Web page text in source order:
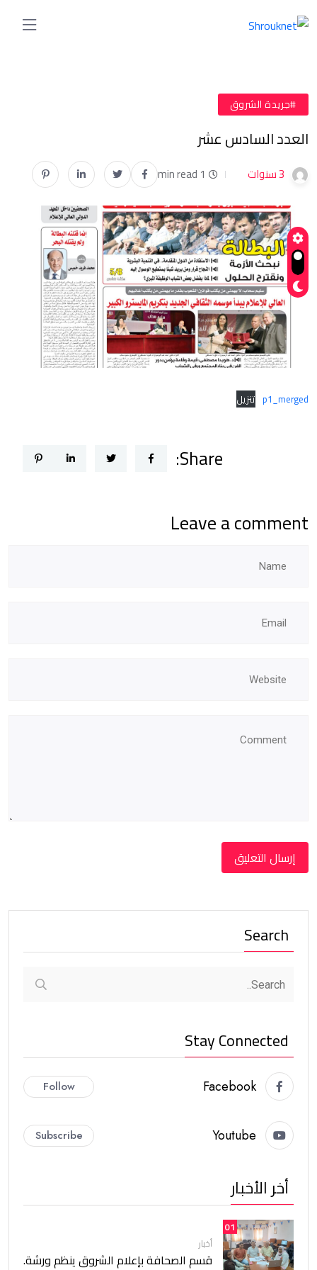
#جريدة الشروق
العدد السادس عشر
3 سنوات 1 min read
p1_merged تنزيل
Share:
Leave a comment
Search
Stay Connected
Facebook
Follow
Youtube
Subscribe
أخر الأخبار
01
أخبار
قسم الصحافة بإعلام الشروق ينظم ورشة.